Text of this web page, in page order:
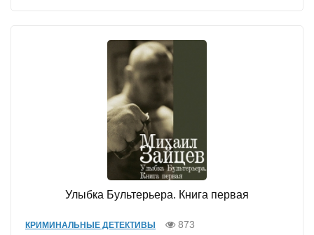
Улыбка Бультерьера. Книга первая
КРИМИНАЛЬНЫЕ ДЕТЕКТИВЫ
873